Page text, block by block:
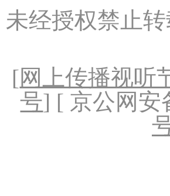
未经授权禁止
[网上传播视听
号] [ 京公网安